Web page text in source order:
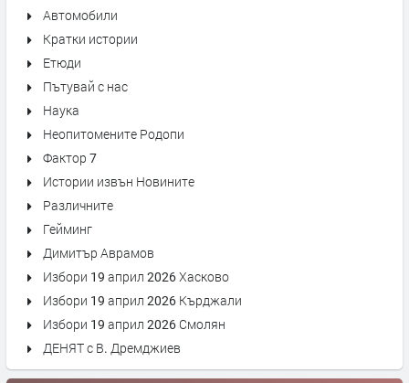
Автомобили
Кратки истории
Етюди
Пътувай с нас
Наука
Неопитомените Родопи
Фактор 7
Истории извън Новините
Различните
Гейминг
Димитър Аврамов
Избори 19 април 2026 Хасково
Избори 19 април 2026 Кърджали
Избори 19 април 2026 Смолян
ДЕНЯТ с В. Дремджиев